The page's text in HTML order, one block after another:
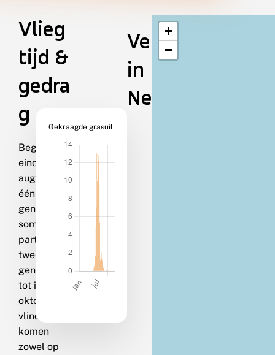
Vlieg
tijd &
gedra
g
Begin juni-
eind
augustus in
één
generatie;
soms een
partiële
tweede
generatie
tot in
oktober. De
vlinders
komen
zowel op
Gekraagde grasuil
Verspreiding
in
Nederland
+
−